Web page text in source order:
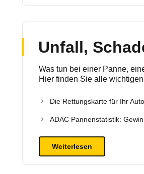
Unfall,
Was tun bei einer Panne,
Hier finden Sie alle
Die Rettungskarte für Ihr
ADAC Pannenstatistik:
Weiterlesen